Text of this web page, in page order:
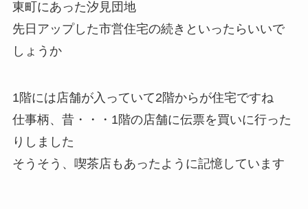
東町にあった汐見団地
先日アップした市営住宅の続きといったらいいで
しょうか
1階には店舗が入っていて2階からが住宅ですね
仕事柄、昔・・・1階の店舗に伝票を買いに行った
りしました
そうそう、喫茶店もあったように記憶しています